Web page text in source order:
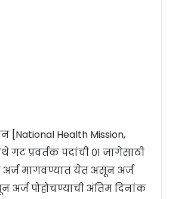
[National Health Mission,
गट प्रवर्तक पदांची ०१ जागेसाठी
अर्ज मागवण्यात येत असून अर्ज
पोहोचण्याची अंतिम दिनांक